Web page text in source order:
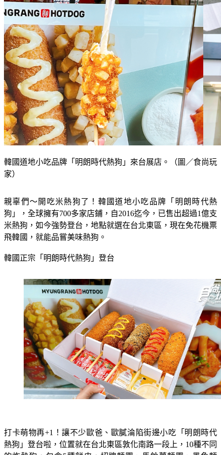
家）
狗」，全球擁有700多家店鋪，自2016迄今，已售出超過1億支
米熱狗，如今強勢登台，地點就選在台北東區，現在免花機票
飛韓國，就能品嘗美味熱狗。
熱狗」登台啦，位置就在台北東區敦化南路一段上，10種不同
的炸熱狗，包含5種餅皮，招牌麵團、馬鈴薯麵團、墨魚麵